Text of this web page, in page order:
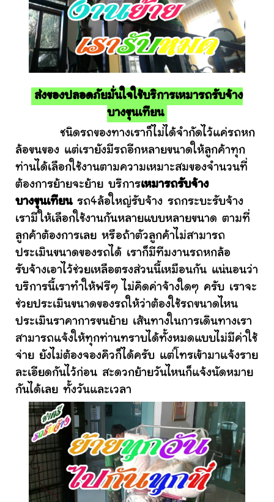
ส่งของปลอดภัยมั่นใจใช้บริการเหมารถรับจ้าง
บางขุนเทียน
ชนิดรถของทางเราก็ไม่ได้จำกัดไว้แค่รถหก
ล้อขนของ แต่เรายังมีรถอีกหลายขนาดให้ลูกค้าทุก
ท่านได้เลือกใช้งานตามความเหมาะสมของจำนวนที่
ต้องการย้ายจะย้าย บริการเหมารถรับจ้าง
บางขุนเทียนรถ4ล้อใหญ่รับจ้าง รถกระบะรับจ้าง
เรามีให้เลือกใช้งานกันหลายแบบหลายขนาด ตามที่
ลูกค้าต้องการเลย หรือถ้าตัวลูกค้าไม่สามารถ
ประเมินขนาดของรถได้ เราก็มีทีมงานรถหกล้อ
รับจ้างเอาไว้ช่วยเหลือตรงส่วนนี้เหมือนกัน แน่นอนว่า
บริการนี้เราทำให้ฟรีๆ ไม่คิดค่าจ้างใดๆ ครับ เราจะ
ช่วยประเมินขนาดของรถให้ว่าต้องใช้รถขนาดไหน
ประเมินราคาการขนย้าย เส้นทางในการเดินทางเรา
สามารถแจ้งให้ทุกท่านทราบได้ทั้งหมดแบบไม่มีค่าใช้
จ่าย ยังไม่ต้องจองคิวก็ได้ครับ แต่โทรเข้ามาแจ้งราย
ละเอียดกันไว้ก่อน สะดวกย้ายวันไหนก็แจ้งนัดหมาย
กันได้เลย ทั้งวันและเวลา